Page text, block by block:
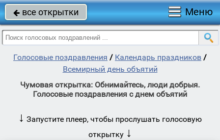
 все открытки Меню
Голосовые поздравления / Календарь праздников /
Всемирный день объятий
Чумовая открытка: Обнимайтесь, люди добрыя.
Голосовые поздравления с днем объятий
↓ Запустите плеер, чтобы прослушать голосовую
открытку ↓